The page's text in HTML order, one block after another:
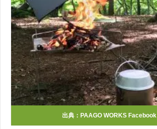
出典： PAAGO WORKS Facebook